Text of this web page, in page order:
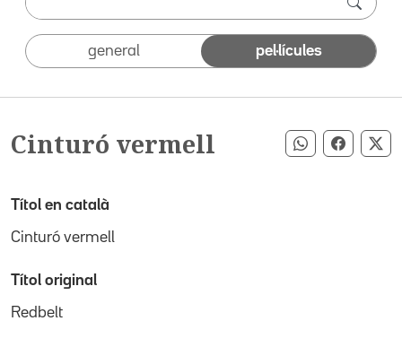
general pel·lícules
Cinturó vermell Compartir
Títol en català
Cinturó vermell
Títol original
Redbelt